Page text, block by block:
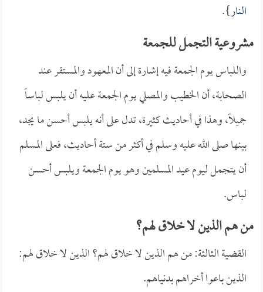
النار}.
مشروعية التجمل للجمعة
واللباس يوم الجمعة فيه إشارة إلى أن المعهود والمستقر عند
الصحابة، أن الخطيب والمصلي يوم الجمعة عليه أن يلبس لباساً
جميلاً، وهذا في أحاديث كثيرة، تدل على أنه يلبس أحسن ما يجد،
بينها صلى الله عليه وسلم في أكثر من ستة أحاديث، فعلى المسلم
أن يتجمل ليوم عيد المسلمين وهو يوم الجمعة ويلبس أحسن
لباس.
من هم الذين لا خلاق لهم؟
القضية الثالثة: من هم الذين لا خلاق لهم؟ الذين لا خلاق لهم:
الذين باعوا أخراهم بدنياهم.